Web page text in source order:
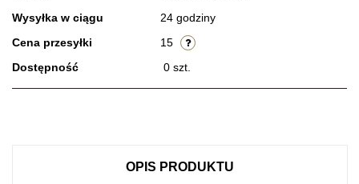
Wysyłka w ciągu
24 godziny
Cena przesyłki
15
Dostępność
0 szt.
OPIS PRODUKTU